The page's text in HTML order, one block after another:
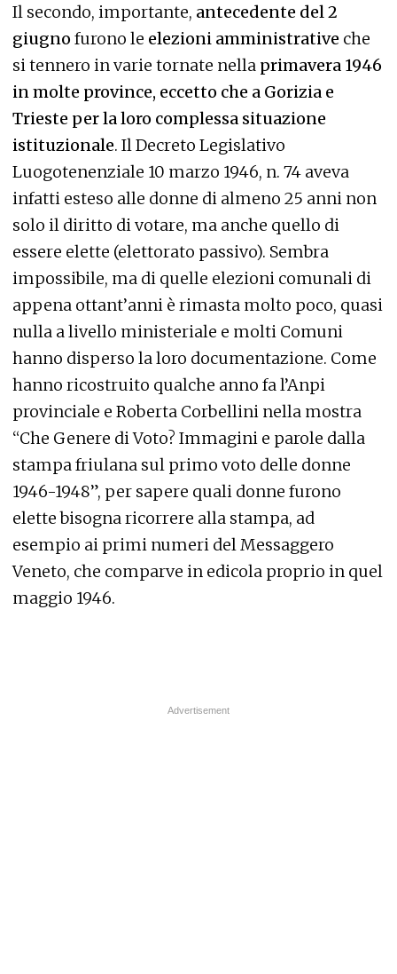
Il secondo, importante, antecedente del 2
giugno furono le elezioni amministrative che
si tennero in varie tornate nella primavera 1946
in molte province, eccetto che a Gorizia e
Trieste per la loro complessa situazione
istituzionale. Il Decreto Legislativo
Luogotenenziale 10 marzo 1946, n. 74 aveva
infatti esteso alle donne di almeno 25 anni non
solo il diritto di votare, ma anche quello di
essere elette (elettorato passivo). Sembra
impossibile, ma di quelle elezioni comunali di
appena ottant’anni è rimasta molto poco, quasi
nulla a livello ministeriale e molti Comuni
hanno disperso la loro documentazione. Come
hanno ricostruito qualche anno fa l’Anpi
provinciale e Roberta Corbellini nella mostra
“Che Genere di Voto? Immagini e parole dalla
stampa friulana sul primo voto delle donne
1946-1948”, per sapere quali donne furono
elette bisogna ricorrere alla stampa, ad
esempio ai primi numeri del Messaggero
Veneto, che comparve in edicola proprio in quel
maggio 1946.